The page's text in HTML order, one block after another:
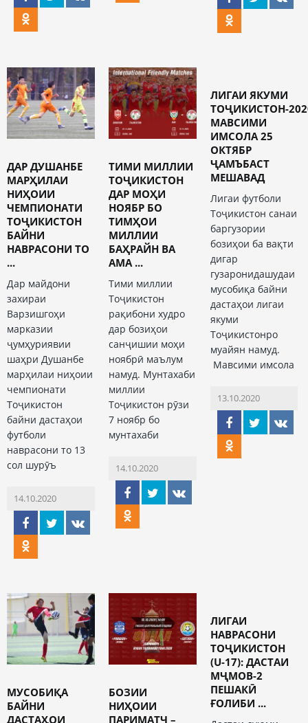
ДАР ДУШАНБЕ
МАРҲИЛАИ
НИҲОИИ
ЧЕМПИОНАТИ
ТОҶИКИСТОН
БАЙНИ
НАВРАСОНИ ТО
...
Дар майдони
захираи
Варзишгоҳи
марказии
ҷумҳуриявии
шаҳри Душанбе
марҳилаи ниҳоии
чемпионати
Тоҷикистон
байни дастаҳои
футболи
наврасони то 13
сол шурӯъ
14.10.2020
ТИМИ МИЛЛИИ
ТОҶИКИСТОН
ДАР МОҲИ
НОЯБР БО
ТИМҲОИ
МИЛЛИИ
БАҲРАЙН ВА
АМА ...
Тими миллии
Тоҷикистон
рақибони худро
дар бозиҳои
санҷишии моҳи
ноябрӣ маълум
намуд. Мунтахаби
миллии
Тоҷикистон рӯзи
7 ноябр бо
мунтахаби
14.10.2020
ЛИГАИ ЯКУМИ
ТОҶИКИСТОН-
МАВСИМИ
ИМСОЛА 25
ОКТЯБР
ҶАМЪБАСТ
МЕШАВАД
Лигаи футболи
Тоҷикистон санаи
баргузории
бозиҳои ба вақти
дигар
гузаронидашудаи
мусобиқа байни
дастаҳои лигаи
якуми
Тоҷикистонро
муайян намуд.
Мавсими имсола
13.10.2020
МУСОБИҚА
БАЙНИ
ДАСТАҲОИ
БОЗИИ
НИҲОИИ
ПАРИМАТЧ –
ЛИГАИ
НАВРАСОНИ
ТОҶИКИСТОН
(U-17): ДАСТАИ
МҶМОВ-2
ПЕШАКӢ
ҒОЛИБИ ...